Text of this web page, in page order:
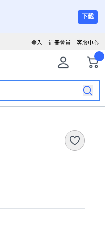
下載
客服中心
註冊會員
登入